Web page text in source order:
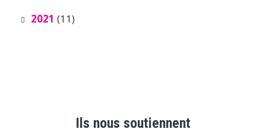
2021 (11)
Ils nous soutiennent